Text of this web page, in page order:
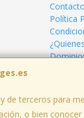
de terceros para
o bien
Contacto
Política